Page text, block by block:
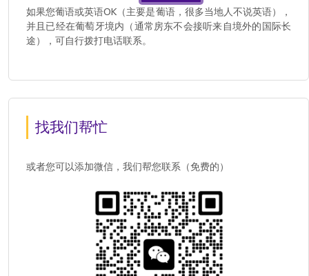
如果您葡语或英语OK（主要是葡语，很多当地人不说英语），
并且已经在葡萄牙境内（通常房东不会接听来自境外的国际长
途），可自行拨打电话联系。
找我们帮忙
或者您可以添加微信，我们帮您联系（免费的）